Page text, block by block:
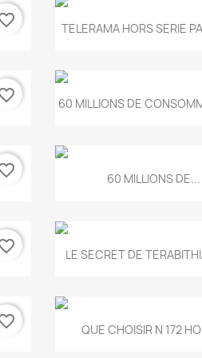
Aperçu
TELERAMA HORS SERIE
Aperçu
60 MILLIONS DE
Aperçu rapide
60 MILLIONS DE...
Aperçu
LE SECRET DE
Aperçu
QUE CHOISIR N 172